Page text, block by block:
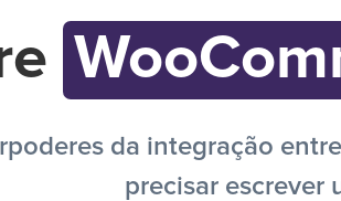
da integração
precisar escrever